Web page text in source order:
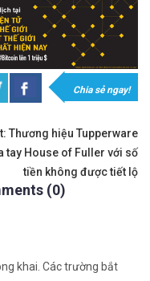
𝐩𝐡𝐢ế𝐮 𝐭𝐫ê𝐧 𝐭𝐡ị 𝐭𝐫ườ𝐧𝐠
𝘜𝘺 𝘛í𝘯 𝘷à 𝘱𝘩ù
100+ cổ phiếu nổi
thế giới, được nhiều
https://
𝘵𝘪ế𝘯𝘨 𝘐𝘊𝘔𝘢𝘳𝘬𝘦𝘵𝘴 để
sàn ICMarkets:
Chia sẻ ngay!
Thương hiệu Tupperware
tay House of Fuller với số
tiền không được tiết lộ
(0)
khai. Các trường bắt